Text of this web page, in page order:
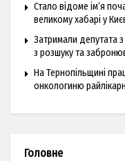
Стало відоме ім’я
великому хабарі у
Затримали депутата
з розшуку та
На Тернопільщині
онкологиню
Головне